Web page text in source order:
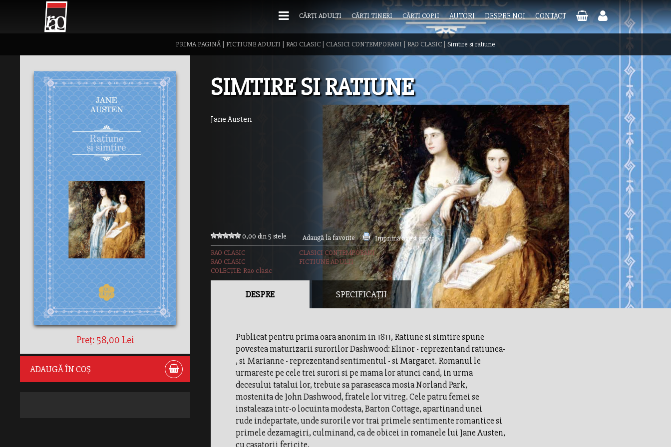
CĂRȚI ADULTI CĂRȚI TINERI CĂRȚI COPII AUTORI DESPRE NOI CONTACT
PRIMA PAGINĂ| FICTIUNE ADULTI RAO CLASIC CLASICI CONTEMPORANI RAO CLASIC Simtire si ratiune
Preț: 58,00 Lei
ADAUGĂ ÎN COȘ
SIMTIRE SI RATIUNE
Jane Austen
0,00 din 5 stele Adaugă la favorite
Imprimă acest articol
RAO CLASIC
CLASICI CONTEMPORANI
RAO CLASIC
FICTIUNE ADULTI
COLECȚIE: Rao clasic
DESPRE SPECIFICAȚII
Publicat pentru prima oara anonim in 1811, Ratiune si simtire spune
povestea maturizarii surorilor Dashwood: Elinor - reprezentand ratiunea-
, si Marianne - reprezentand sentimentul - si Margaret. Romanul le
urmareste pe cele trei surori si pe mama lor atunci cand, in urma
decesului tatalui lor, trebuie sa paraseasca mosia Norland Park,
mostenita de John Dashwood, fratele lor vitreg. Cele patru femei se
instaleaza intr-o locuinta modesta, Barton Cottage, apartinand unei
rude indepartate, unde surorile vor trai primele sentimente romantice si
primele dezamagiri, culminand, ca de obicei in romanele lui Jane Austen,
cu casatorii fericite.